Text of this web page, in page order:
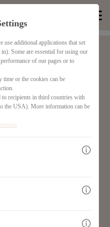
am einfachsten via
20.00 Uhr
Fr
für ein Produkt sollte etwas
use additional applications that set
Some are essential for using our
of our pages or to
time or the cookies can be
to recipients in third countries with
the USA). More information can be